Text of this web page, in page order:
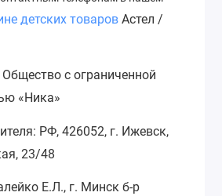
детских товаров Астел /
с ограниченной
«Ника»
РФ, 426052, г. Ижевск,
23/48
Е.Л., г. Минск б-р